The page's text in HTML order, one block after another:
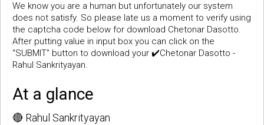
We know you are a human but unfortunately our system
does not satisfy. So please late us a moment to verify using
the captcha code below for download Chetonar Dasotto.
After putting value in input box you can click on the
"SUBMIT" button to download your ✔️Chetonar Dasotto -
Rahul Sankrityayan.
At a glance
🔴 Rahul Sankrityayan